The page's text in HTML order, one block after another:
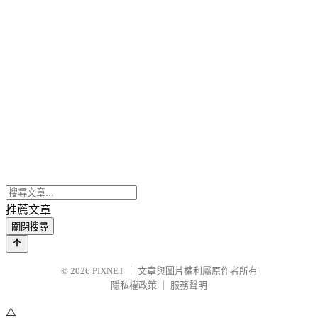
推薦文章
關閉搜尋
© 2026 PIXNET
文章與圖片權利屬原作者所有
隱私權政策
服務聲明
⚠️